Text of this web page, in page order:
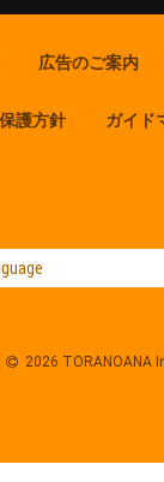
広告のご案内
護方針 ガイド
2026 TORANOANA